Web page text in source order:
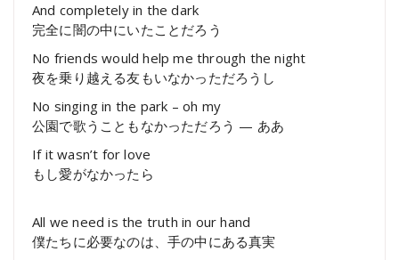
And completely in the dark
完全に闇の中にいたことだろう
No friends would help me through the night
夜を乗り越える友もいなかっただろうし
No singing in the park – oh my
公園で歌うこともなかっただろう — ああ
If it wasn’t for love
もし愛がなかったら
All we need is the truth in our hand
僕たちに必要なのは、手の中にある真実